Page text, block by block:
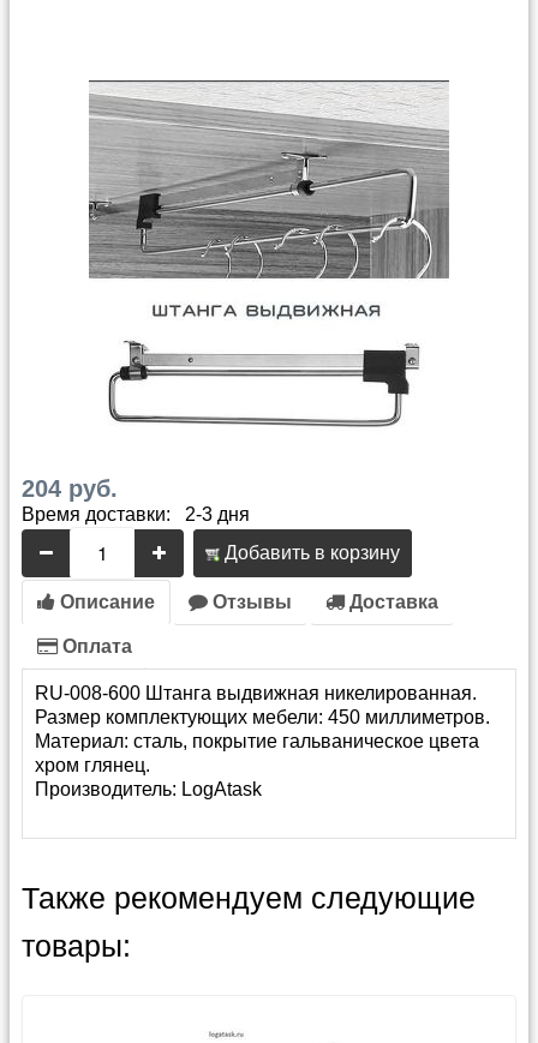
204 руб.
Время доставки: 2-3 дня
Добавить в корзину
Описание Отзывы Доставка
Оплата
RU-008-600 Штанга выдвижная никелированная.
Размер комплектующих мебели: 450 миллиметров.
Материал: сталь, покрытие гальваническое цвета
хром глянец.
Производитель: LogAtask
Также рекомендуем следующие
товары: